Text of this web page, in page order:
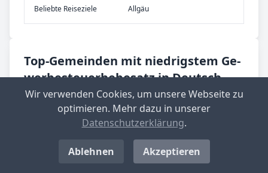
Be­lieb­te Rei­se­zie­le Allgäu
Top-­Ge­mein­den mit nied­rig­stem Ge­
wer­be­steu­er­he­be­satz in Deutsch­
land
Langenwolschendorf
Aktueller Hebesatz: 200 %
Standort-Informationen aufrufen
Wir verwenden Cookies, um unsere Webseite zu
optimieren. Mehr dazu in unserer
Datenschutzerklärung.
Ablehnen Akzeptieren